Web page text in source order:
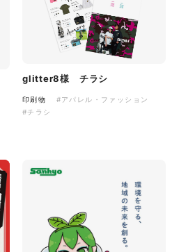
glitter8様 チラシ
印刷物
#アパレル・ファッション
#チラシ